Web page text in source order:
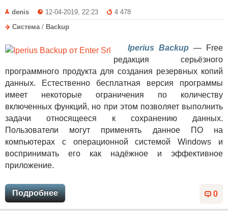
denis 12-04-2019, 22:23
4 478
Система / Backup
Iperius Backup— Free
редакция серьёзного
программного продукта для создания резервных копий
данных. Естественно бесплатная версия программы
имеет некоторые ограничения по количеству
включенных функций, но при этом позволяет выполнить
задачи относящееся к сохранению данных.
Пользователи могут применять данное ПО на
компьютерах с операционной системой Windows и
воспринимать его как надёжное и эффективное
приложение.
0
Подробнее